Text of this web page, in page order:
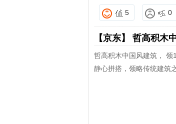
5 0
【京东】 哲高积木
哲高积木中国风建筑， 领
静心拼搭，领略传统建筑